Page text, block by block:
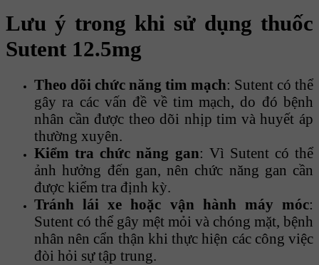
Lưu ý trong khi sử dụng thuốc
Sutent 12.5mg
Theo dõi chức năng tim mạch: Sutent có thể
gây ra các vấn đề về tim mạch, do đó bệnh
nhân cần được theo dõi nhịp tim và huyết áp
thường xuyên.
Kiểm tra chức năng gan: Vì Sutent có thể
ảnh hưởng đến gan, nên chức năng gan cần
được kiểm tra định kỳ.
Tránh lái xe hoặc vận hành máy móc:
Sutent có thể gây mệt mỏi và chóng mặt, bệnh
nhân nên cẩn thận khi thực hiện các công việc
đòi hỏi sự tập trung.